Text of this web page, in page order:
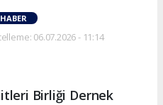
06.07.2026 - 11:14
Birliği Dernek